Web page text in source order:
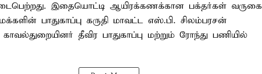
இதையொட்டி ஆயிரக்கணக்கான பக்தர்கள் வருகை
பாதுகாப்பு கருதி மாவட்ட எஸ்.பி. சிலம்பரசன்
தீவிர பாதுகாப்பு மற்றும் ரோந்து பணியில்